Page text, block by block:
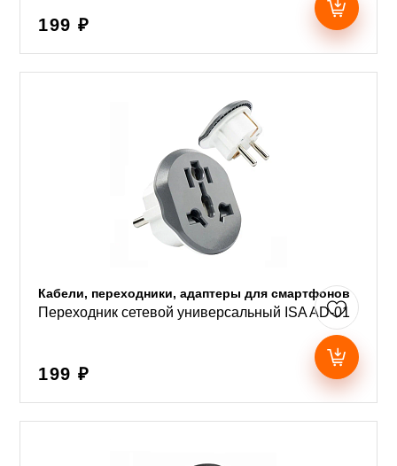
199 ₽
Кабели, переходники, адаптеры для смартфонов
Переходник сетевой универсальный ISA AD-01
199 ₽